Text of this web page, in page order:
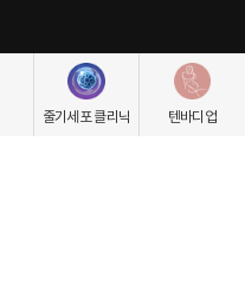
환자권리장전 비급여항목
줄기세포 클리닉 텐바디업